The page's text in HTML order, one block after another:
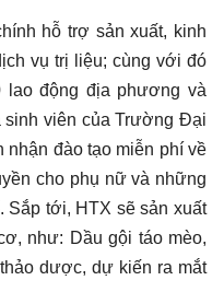
hỗ trợ sản xuất, kinh
vụ trị liệu; cùng với đó
lao động địa phương và
sinh viên của Trường Đại
nhận đào tạo miễn phí về
cho phụ nữ và những
Sắp tới, HTX sẽ sản xuất
như: Dầu gội táo mèo,
dược, dự kiến ra mắt